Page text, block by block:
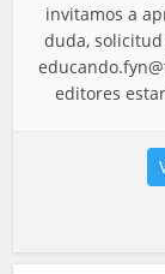
invitamos a
duda,
editores